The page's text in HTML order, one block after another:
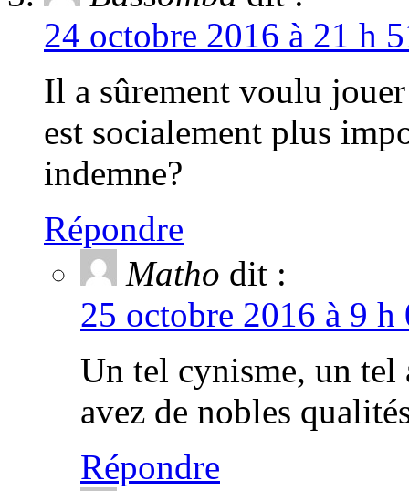
24 octobre 2016 à 21 h
Il a sûrement voulu
est socialement plus
indemne?
Répondre
Matho dit :
25 octobre 2016 à 9
Un tel cynisme, un tel
avez de nobles
Répondre